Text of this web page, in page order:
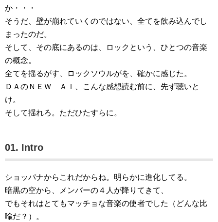
か・・・
そうだ、壁が崩れていくのではない、全てを飲み込んでし
まったのだ。
そして、その底にあるのは、ロックという、ひとつの音楽
の概念。
全てを揺るがす、ロックソウルがを、確かに感じた。
ＤＡのＮＥＷ Ａｌ、こんな感想読む前に、先ず聴いと
け。
そして揺れろ。ただひたすらに。
01. Intro
ショッパナからこれだからね。明らかに進化してる。
暗黒の空から、メンバーの４人が降りてきて、
でもそれはとてもマッチョな音楽の使者でした（どんな比
喩だ？）。